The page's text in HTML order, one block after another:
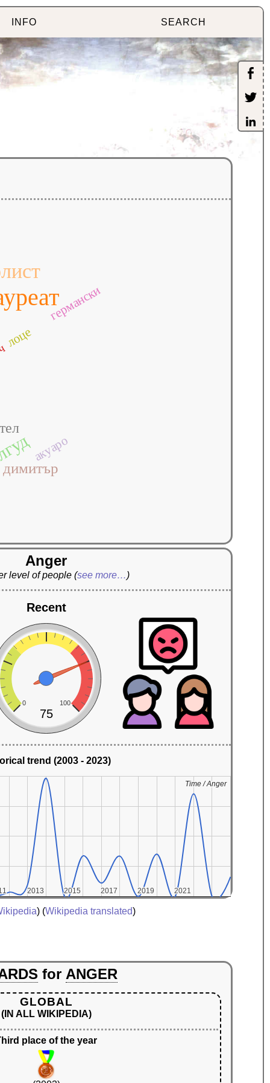
INFO SEARCH
димитър
акуаро
германски
лоце
Anger
level of people(see more…)
Recent
0 100
75
trend (2003 - 2023)
2013
2013 2015
2015 2017
2017 2019
2019 2021
2021
Time / Anger
Time / Anger
) (Wikipedia translated)
for ANGER
GLOBAL
(IN ALL WIKIPEDIA)
place of the year